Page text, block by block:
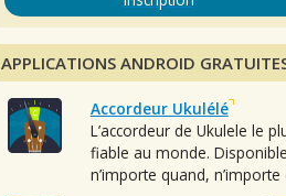
APPLICATIONS ANDROID
Accordeur Ukulélé
L’accordeur de Ukulele le
fiable au monde. Disponible
n’importe quand, n’importe